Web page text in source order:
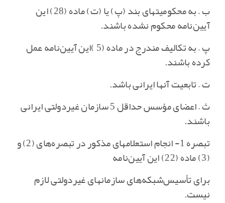
ب – به محکومیتهای بند (پ‌) یا (ت‌) ماده (28) این
آیین‌نامه محکوم نشده باشند.
پ – به تکالیف مندرج در ماده (5 )این آیین‌نامه عمل
کرده باشند.
ت – تابعیت آنها ایرانی باشد.
ث – اعضای مؤسس حداقل 5 سازمان غیردولتی ایرانی
باشند.
تبصره 1- انجام استعلامهای مذکور در تبصره‌های (2) و
(3) ماده (22) این آیین‌نامه
برای تأسیس‌شبکه‌های سازمانهای غیردولتی لازم
نیست‌.